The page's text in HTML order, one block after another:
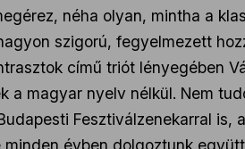
néha olyan, mintha a
szigorú, fegyelmezett
című triót lényegében
a magyar nyelv nélkül. Nem
Fesztiválzenekarral
évben dolgoztunk